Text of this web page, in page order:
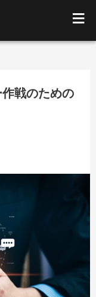
戦のための